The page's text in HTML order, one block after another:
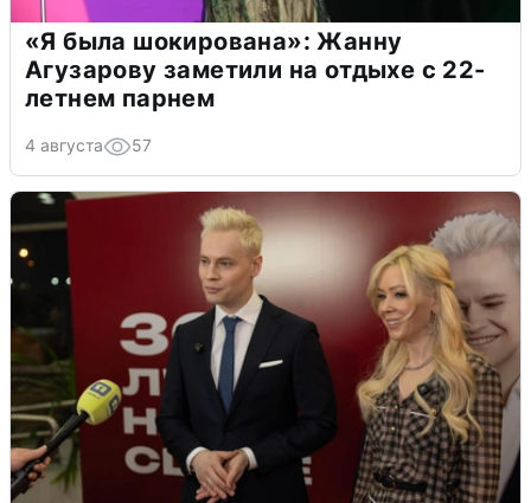
«Я была шокирована»: Жанну
Агузарову заметили на отдыхе с 22-
летнем парнем
4 августа 57